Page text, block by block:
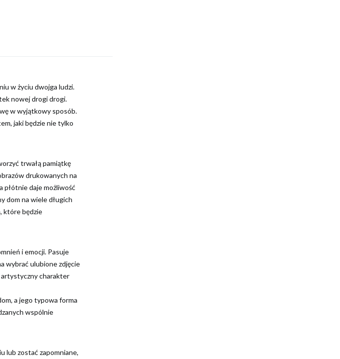
w życiu dwojga ludzi.
nowej drogi drogi.
w wyjątkowy sposób.
jaki będzie nie tylko
trwałą pamiątkę
drukowanych na
płótnie daje możliwość
dom na wiele długich
które będzie
i emocji. Pasuje
wybrać ulubione zdjęcie
artystyczny charakter
a jego typowa forma
wspólnie
lub zostać zapomniane,